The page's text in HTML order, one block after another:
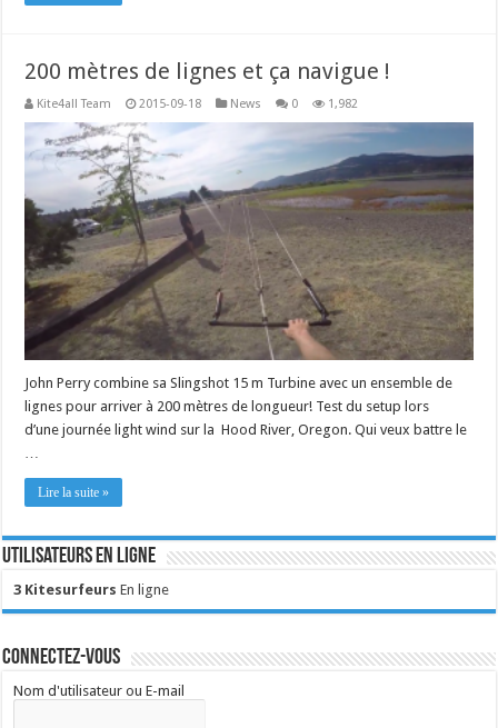
200 mètres de lignes et ça navigue !
Kite4all Team 2015-09-18 News 0 1,982
John Perry combine sa Slingshot 15 m Turbine avec un ensemble de
lignes pour arriver à 200 mètres de longueur! Test du setup lors
d’une journée light wind sur la Hood River, Oregon. Qui veux battre le
…
Lire la suite »
Utilisateurs en ligne
3 Kitesurfeurs En ligne
Connectez-vous
Nom d'utilisateur ou E-mail